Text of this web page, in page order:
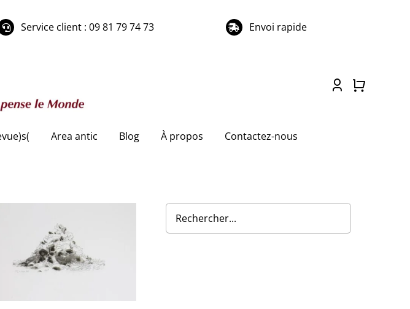
Service client : 09 81 79 74 73 Envoi rapide
Area antic Blog À propos Contactez-nous
Philippe Garel – Sans
titre (16)